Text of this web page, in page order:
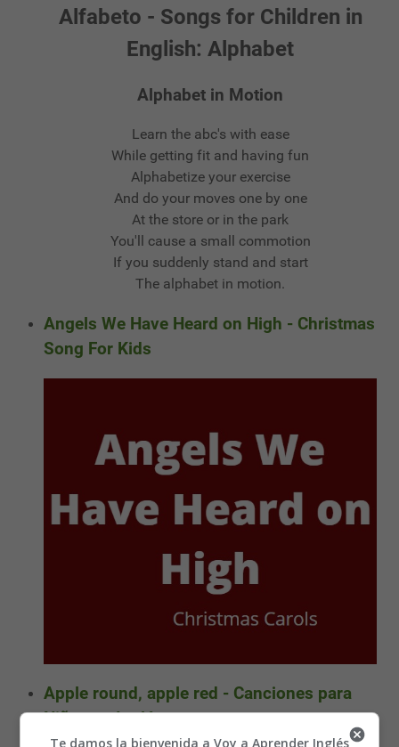
Alfabeto - Songs for Children in
English: Alphabet
Alphabet in Motion
Learn the abc's with ease
While getting fit and having fun
Alphabetize your exercise
And do your moves one by one
At the store or in the park
You'll cause a small commotion
If you suddenly stand and start
The alphabet in motion.
Angels We Have Heard on High - Christmas
Song For Kids
Apple round, apple red - Canciones para
Niños en Inglés
Te damos la bienvenida a Voy a Aprender Inglés